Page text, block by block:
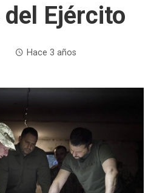
Ejército
Hace 3 años